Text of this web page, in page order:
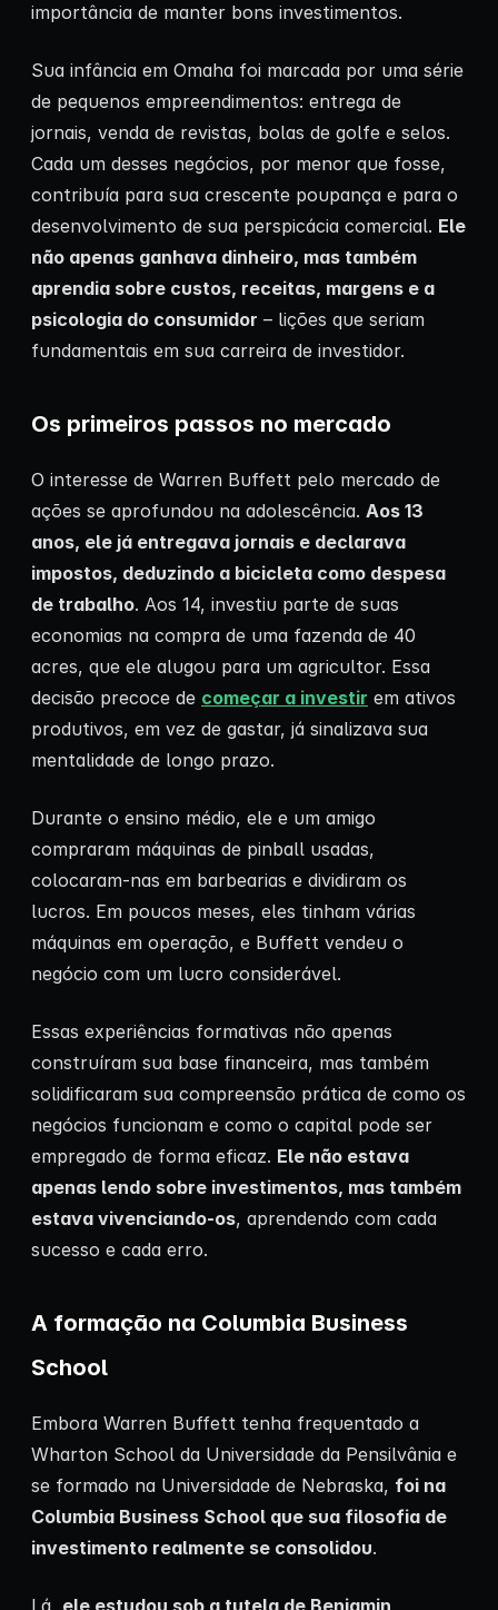
importância de manter bons investimentos.
Sua infância em Omaha foi marcada por uma série
de pequenos empreendimentos: entrega de
jornais, venda de revistas, bolas de golfe e selos.
Cada um desses negócios, por menor que fosse,
contribuía para sua crescente poupança e para o
desenvolvimento de sua perspicácia comercial. Ele
não apenas ganhava dinheiro, mas também
aprendia sobre custos, receitas, margens e a
psicologia do consumidor – lições que seriam
fundamentais em sua carreira de investidor.
Os primeiros passos no mercado
O interesse de Warren Buffett pelo mercado de
ações se aprofundou na adolescência. Aos 13
anos, ele já entregava jornais e declarava
impostos, deduzindo a bicicleta como despesa
de trabalho. Aos 14, investiu parte de suas
economias na compra de uma fazenda de 40
acres, que ele alugou para um agricultor. Essa
decisão precoce de começar a investir em ativos
produtivos, em vez de gastar, já sinalizava sua
mentalidade de longo prazo.
Durante o ensino médio, ele e um amigo
compraram máquinas de pinball usadas,
colocaram-nas em barbearias e dividiram os
lucros. Em poucos meses, eles tinham várias
máquinas em operação, e Buffett vendeu o
negócio com um lucro considerável.
Essas experiências formativas não apenas
construíram sua base financeira, mas também
solidificaram sua compreensão prática de como os
negócios funcionam e como o capital pode ser
empregado de forma eficaz. Ele não estava
apenas lendo sobre investimentos, mas também
estava vivenciando-os, aprendendo com cada
sucesso e cada erro.
A formação na Columbia Business
School
Embora Warren Buffett tenha frequentado a
Wharton School da Universidade da Pensilvânia e
se formado na Universidade de Nebraska, foi na
Columbia Business School que sua filosofia de
investimento realmente se consolidou.